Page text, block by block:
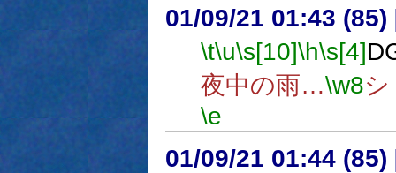
01/09/21 01:43 (85)
\t\u\s[10]\h\s[4]
夜中の雨…\w8
\e
01/09/21 01:44 (85)